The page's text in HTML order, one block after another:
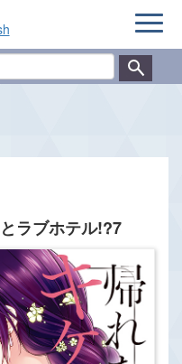
品
ナ
ゲ
ラブホテル!?7